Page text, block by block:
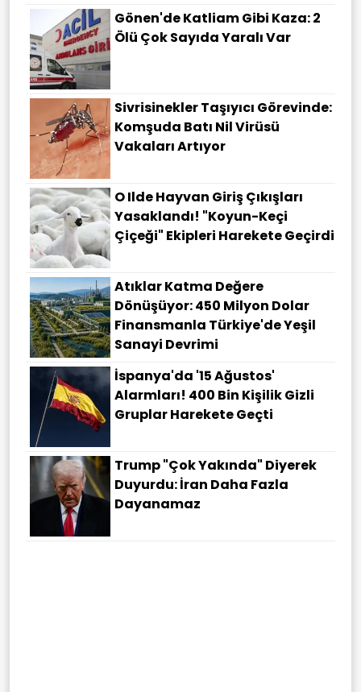
Gönen'de Katliam Gibi Kaza: 2
Ölü Çok Sayıda Yaralı Var
Sivrisinekler Taşıyıcı Görevinde:
Komşuda Batı Nil Virüsü
Vakaları Artıyor
O Ilde Hayvan Giriş Çıkışları
Yasaklandı! "Koyun-Keçi
Çiçeği" Ekipleri Harekete Geçirdi
Atıklar Katma Değere
Dönüşüyor: 450 Milyon Dolar
Finansmanla Türkiye'de Yeşil
Sanayi Devrimi
İspanya'da '15 Ağustos'
Alarmları! 400 Bin Kişilik Gizli
Gruplar Harekete Geçti
Trump "çok Yakında" Diyerek
Duyurdu: İran Daha Fazla
Dayanamaz